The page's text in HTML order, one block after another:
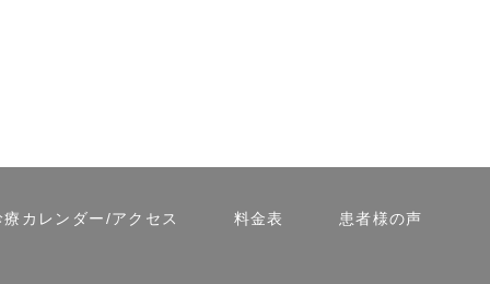
療カレンダー/アクセス 料金表 患者様の声